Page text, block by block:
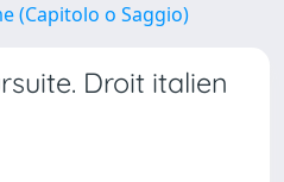
(Capitolo o Saggio)
Droit italien